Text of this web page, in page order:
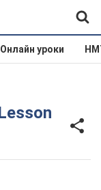
Онлайн уроки